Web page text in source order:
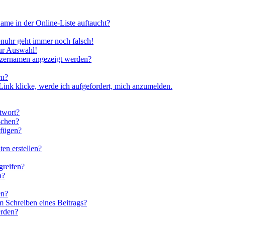
in der Online-Liste auftaucht?
geht immer noch falsch!
Auswahl!
angezeigt werden?
klicke, werde ich aufgefordert, mich anzumelden.
erstellen?
Schreiben eines Beitrags?